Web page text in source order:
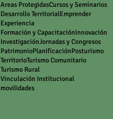
Areas ProtegidasCursos y Seminarios
Desarrollo TerritorialEmprender
Experiencia
Formación y CapacitaciónInnovación
InvestigaciónJornadas y Congresos
PatrimonioPlanificaciónPosturismo
TerritorioTurismo Comunitario
Turismo Rural
Vinculación Institucional
movilidades